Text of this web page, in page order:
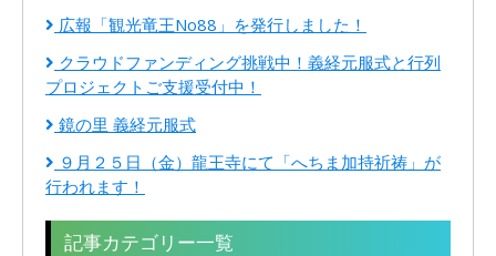
広報「観光竜王No88」を発行しました！
クラウドファンディング挑戦中！義経元服式と行列
プロジェクトご支援受付中！
鏡の里 義経元服式
９月２５日（金）龍王寺にて「へちま加持祈祷」が
行われます！
記事カテゴリー一覧